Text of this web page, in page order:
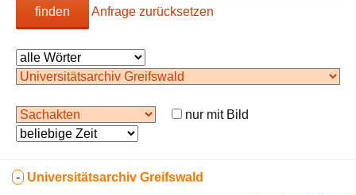
finden Anfrage zurücksetzen
nur mit Bild
- Universitätsarchiv Greifswald